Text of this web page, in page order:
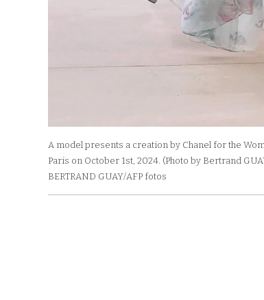
A model presents a creation by Chanel for the
Paris on October 1st, 2024. (Photo by Bertrand
BERTRAND GUAY/AFP fotos